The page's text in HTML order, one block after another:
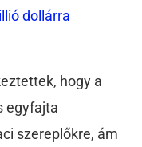
dollárra
hogy a
egyfajta
szereplőkre, ám